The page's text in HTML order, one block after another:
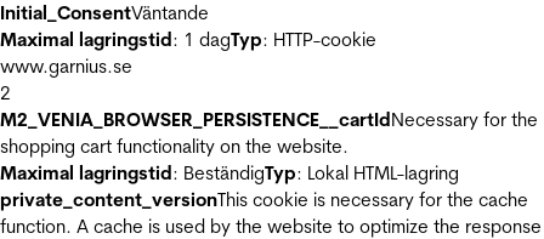
Initial_ConsentVäntande
Maximal lagringstid: 1 dagTyp: HTTP-cookie
www.garnius.se
2
M2_VENIA_BROWSER_PERSISTENCE__cartIdNecessary for the
shopping cart functionality on the website.
Maximal lagringstid: BeständigTyp: Lokal HTML-lagring
private_content_versionThis cookie is necessary for the cache
function. A cache is used by the website to optimize the